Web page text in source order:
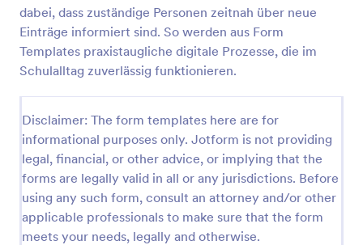
dabei, dass zuständige Personen zeitnah über neue
Einträge informiert sind. So werden aus Form
Templates praxistaugliche digitale Prozesse, die im
Schulalltag zuverlässig funktionieren.
Disclaimer: The form templates here are for
informational purposes only. Jotform is not providing
legal, financial, or other advice, or implying that the
forms are legally valid in all or any jurisdictions. Before
using any such form, consult an attorney and/or other
applicable professionals to make sure that the form
meets your needs, legally and otherwise.
Fachkräften in Jotform.
Vorlage verwenden